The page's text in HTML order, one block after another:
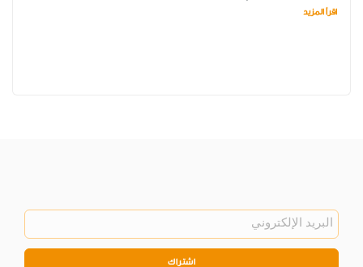
اقرأ المزيد
اشتراك